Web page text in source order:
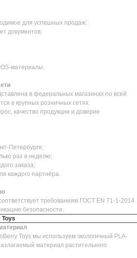
для успешных продаж:
документов;
материалы.
в федеральных магазинах по всей
в крупных розничных сетях.
качество продукции и доверие
Петербурге;
раз в неделю;
заказа;
каждого партнёра.
требованиям ГОСТ EN 71-1-2014
безопасности.
Toys
Toys мы используем экологичный PLA-
материал растительного